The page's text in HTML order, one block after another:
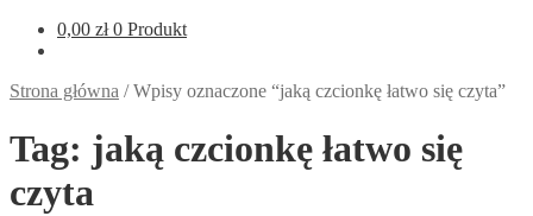
0,00 zł 0 Produkt
Strona główna /Wpisy oznaczone “jaką czcionkę łatwo się czyta”
Tag: jaką czcionkę łatwo się
czyta